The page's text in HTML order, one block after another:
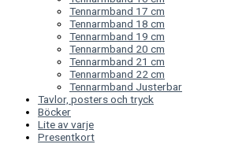
Tennarmband 17 cm
Tennarmband 18 cm
Tennarmband 19 cm
Tennarmband 20 cm
Tennarmband 21 cm
Tennarmband 22 cm
Tennarmband Justerbar
Tavlor, posters och tryck
Böcker
Lite av varje
Presentkort